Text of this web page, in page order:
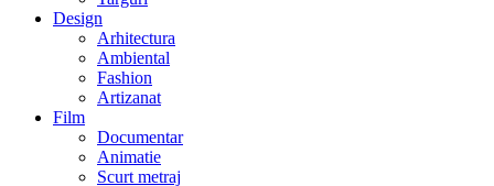
Design
Arhitectura
Ambiental
Fashion
Artizanat
Film
Documentar
Animatie
Scurt metraj